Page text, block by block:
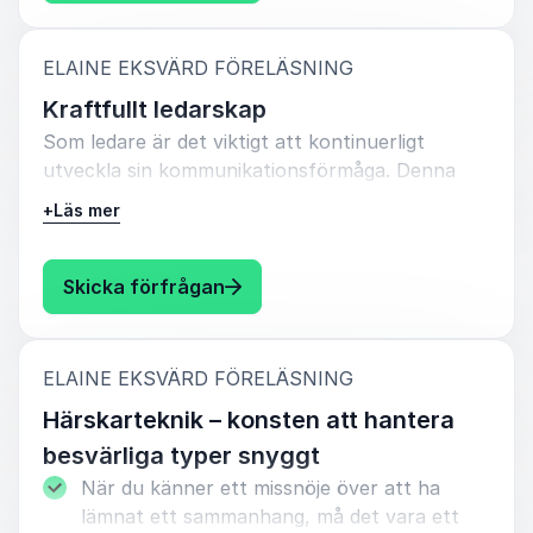
ELAINE EKSVÄRD FÖRELÄSNING
Kraftfullt ledarskap
Som ledare är det viktigt att kontinuerligt
utveckla sin kommunikationsförmåga. Denna
inspirerande föreläsning ger dig kraftfulla
verktyg som kan förändra hur du interagerar
med ditt team, kunder och partners. Upptäck
kraften i dina ord och lär dig använda retorik för
att resonera, inspirera och verkligen göra
skillnad.
Starka ledare och effektiv kommunikation
är avgörande för framgång. Genom att
identifiera och undvika fallgropar kan
produktiviteten öka, arbetskulturen
förbättras och relationer inom
+Läs mer
Skicka förfrågan: Elaine Eksvärd Kraftfullt
ELAINE EKSVÄRD FÖRELÄSNING
Härskarteknik – konsten att hantera
besvärliga typer snyggt
När du känner ett missnöje över att ha
lämnat ett sammanhang, må det vara ett